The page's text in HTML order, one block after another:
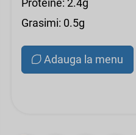
Proteine: 2.4g
Grasimi: 0.5g
Adauga la menu